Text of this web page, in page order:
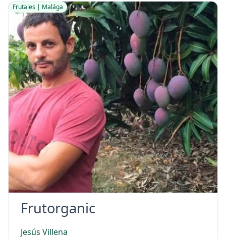
Frutales | Malága
Frutorganic
Jesús Villena